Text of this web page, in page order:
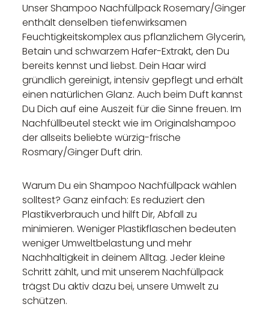
Unser Shampoo Nachfüllpack Rosemary/Ginger
enthält denselben tiefenwirksamen
Feuchtigkeitskomplex aus pflanzlichem Glycerin,
Betain und schwarzem Hafer-Extrakt, den Du
bereits kennst und liebst. Dein Haar wird
gründlich gereinigt, intensiv gepflegt und erhält
einen natürlichen Glanz. Auch beim Duft kannst
Du Dich auf eine Auszeit für die Sinne freuen. Im
Nachfüllbeutel steckt wie im Originalshampoo
der allseits beliebte würzig-frische
Rosmary/Ginger Duft drin.
Warum Du ein Shampoo Nachfüllpack wählen
solltest? Ganz einfach: Es reduziert den
Plastikverbrauch und hilft Dir, Abfall zu
minimieren. Weniger Plastikflaschen bedeuten
weniger Umweltbelastung und mehr
Nachhaltigkeit in deinem Alltag. Jeder kleine
Schritt zählt, und mit unserem Nachfüllpack
trägst Du aktiv dazu bei, unsere Umwelt zu
schützen.